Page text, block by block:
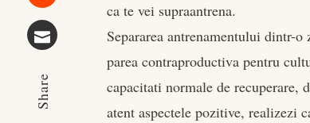
Stumbleupon
Share
ca te vei supraantrena.
Separarea antrenamentului dintr-
parea contraproductiva pentru
capacitati normale de recuperare,
atent aspectele pozitive, realizezi